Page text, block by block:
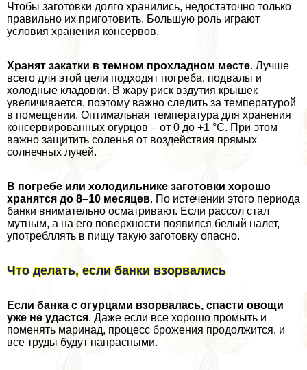
Чтобы заготовки долго хранились, недостаточно только
правильно их приготовить. Большую роль играют
условия хранения консервов.
Хранят закатки в темном прохладном месте. Лучше
всего для этой цели подходят погреба, подвалы и
холодные кладовки. В жару риск вздутия крышек
увеличивается, поэтому важно следить за температурой
в помещении. Оптимальная температура для хранения
консервированных огурцов – от 0 до +1 °С. При этом
важно защитить соленья от воздействия прямых
солнечных лучей.
В погребе или холодильнике заготовки хорошо
хранятся до 8–10 месяцев. По истечении этого периода
банки внимательно осматривают. Если рассол стал
мутным, а на его поверхности появился белый налет,
употрeбллять в пищу такую заготовку опасно.
Что делать, если банки взорвались
Если банка с огурцами взорвалась, спасти овощи
уже не удастся. Даже если все хорошо промыть и
поменять маринад, процесс брожения продолжится, и
все труды будут напрасными.